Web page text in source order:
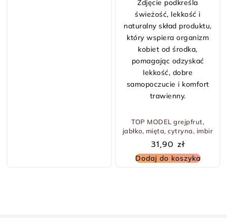
TOP MODEL grejpfrut,
jabłko, mięta, cytryna, imbir
31,90 zł
Dodaj do koszyka